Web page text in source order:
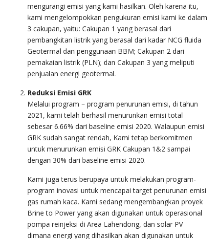
mengurangi emisi yang kami hasilkan. Oleh karena itu,
kami mengelompokkan pengukuran emisi kami ke dalam
3 cakupan, yaitu: Cakupan 1 yang berasal dari
pembangkitan listrik yang berasal dari kadar NCG fluida
Geotermal dan penggunaan BBM; Cakupan 2 dari
pemakaian listrik (PLN); dan Cakupan 3 yang meliputi
penjualan energi geotermal.
Reduksi Emisi GRK
Melalui program – program penurunan emisi, di tahun
2021, kami telah berhasil menurunkan emisi total
sebesar 6.66% dari baseline emisi 2020. Walaupun emisi
GRK sudah sangat rendah, Kami tetap berkomitmen
untuk menurunkan emisi GRK Cakupan 1&2 sampai
dengan 30% dari baseline emisi 2020.
Kami juga terus berupaya untuk melakukan program-
program inovasi untuk mencapai target penurunan emisi
gas rumah kaca. Kami sedang mengembangkan proyek
Brine to Power yang akan digunakan untuk operasional
pompa reinjeksi di Area Lahendong, dan solar PV
dimana energi yang dihasilkan akan digunakan untuk